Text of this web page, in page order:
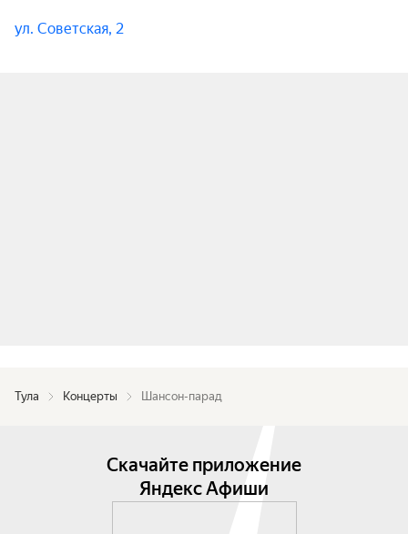
ул. Советская, 2
Тула Концерты Шансон-парад
Скачайте приложение
Яндекс Афиши